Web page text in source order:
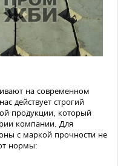
на современном
действует строгий
продукции, который
компании. Для
с маркой прочности не
нормы: